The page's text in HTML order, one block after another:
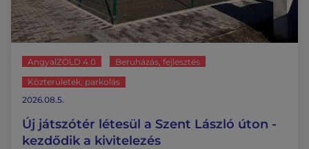
AngyalZÖLD 4.0
Beruházás, fejlesztés
Közterületek, parkolás
Új játszótér létesül a Szent László úton -
kezdődik a kivitelezés
2026.08.5.